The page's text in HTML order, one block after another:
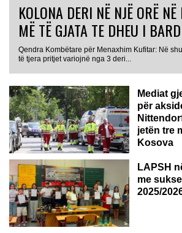
KOLONA DERI NË NJË ORË
MË TË GJATA TE DHEU I
Qendra Kombëtare për Menaxhim Kufitar: Në
të tjera pritjet variojnë nga 3 deri...
GJERMANI
Mediat
për
jetën tre
Kosova
LAPSH
me
2025/